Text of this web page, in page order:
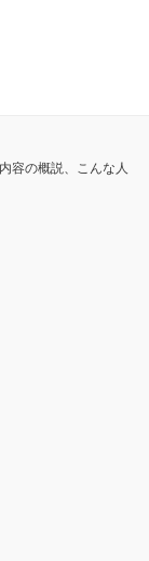
容の概説、こんな人